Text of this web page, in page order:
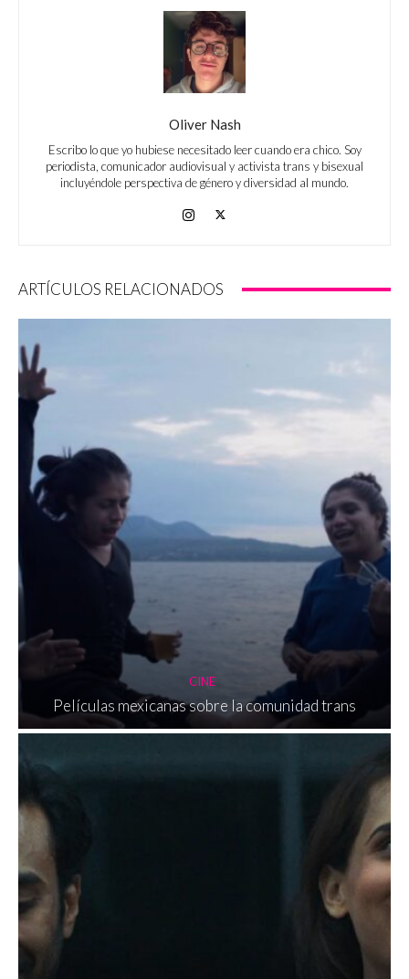
Oliver Nash
Escribo lo que yo hubiese necesitado leer cuando era chico. Soy
periodista, comunicador audiovisual y activista trans y bisexual
incluyéndole perspectiva de género y diversidad al mundo.
ARTÍCULOS RELACIONADOS
CINE
Películas mexicanas sobre la comunidad trans